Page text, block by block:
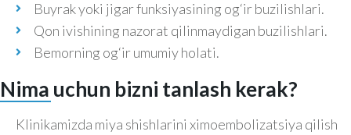
Buyrak yoki jigar funksiyasining og‘ir buzilishlari.
Qon ivishining nazorat qilinmaydigan buzilishlari.
Bemorning og‘ir umumiy holati.
Nima uchun bizni tanlash kerak?
Klinikamizda miya shishlarini ximoembolizatsiya qilish